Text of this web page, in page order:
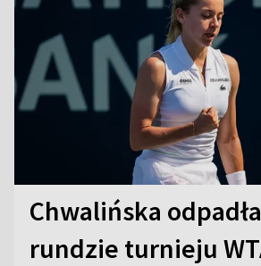
Chwalińska
rundzie turnieju